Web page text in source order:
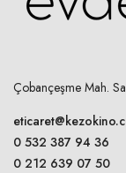
Çobançeşme Mah.
0 532 387 94 36
0 212 639 07 50